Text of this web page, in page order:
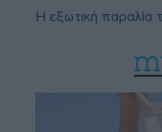
Η εξωτική παραλία